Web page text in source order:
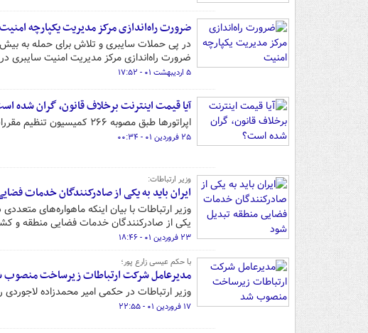
ضرورت راه‌اندازی مرکز مدیریت یکپارچه امنیت
ضرورت راه‌اندازی مرکز مدیریت امنیت سایبری
۵ اردیبهشت ۰۱ - ۱۷:۵۲
آیا قیمت اینترنت برخلاف قانون، گران شده
اپراتورها طبق مصوبه ۲۶۶ کمیسیون تنظیم مقررات ارتباطات، اجازه دارند هر گیگ اینترنت را تا ۴۲ هزار تومان بفروشند.
۲۵ فروردین ۰۱ - ۰۰:۳۴
وزیر ارتباطات:
ایران باید به یکی از صادرکنندگان خدمات
وزیر ارتباطات با بیان اینکه ماهواره‌های
یکی از صادرکنندگان خدمات فضایی منطقه و
۲۳ فروردین ۰۱ - ۱۸:۴۶
با حکم عیسی زارع پور؛
مدیرعامل شرکت ارتباطات زیرساخت
وزیر ارتباطات در حکمی امیر محمدزاده
۱۷ فروردین ۰۱ - ۲۲:۵۵